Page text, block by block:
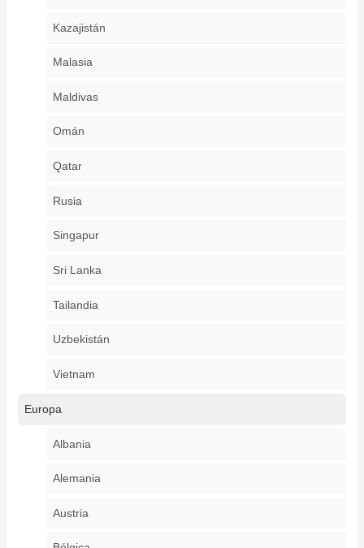
Kazajistán
Malasia
Maldivas
Omán
Qatar
Rusia
Singapur
Sri Lanka
Tailandia
Uzbekistán
Vietnam
Europa
Albania
Alemania
Austria